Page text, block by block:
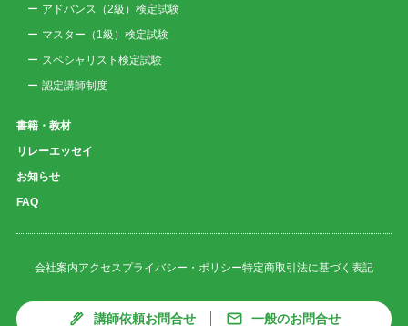
アドバンス（2級）検定試験
マスター（1級）検定試験
スペシャリスト検定試験
認定講師制度
書籍・教材
リレーエッセイ
お知らせ
FAQ
会社案内アクセス プライバシー・ポリシー特定商取引法に基づく表記
講師依頼お問合せ 一般のお問合せ